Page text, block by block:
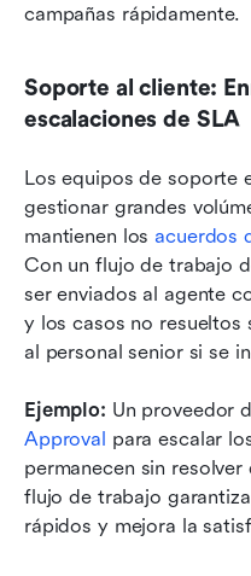
campañas rápidamente.
Soporte al cliente:
escalaciones de SLA
Los equipos de soporte
gestionar grandes
mantienen los acuerdos
Con un flujo de trabajo
ser enviados al agente
y los casos no resueltos
al personal senior si se
Ejemplo: Un proveedor
Approval para escalar
permanecen sin
flujo de trabajo
rápidos y mejora la